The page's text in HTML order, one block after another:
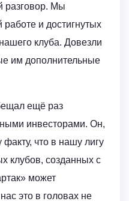
разговор. Мы
работе и достигнутых
клуба. Довезли
им дополнительные
ещё раз
инвесторами. Он,
факту, что в нашу лигу
клубов, созданных с
может
это в головах не